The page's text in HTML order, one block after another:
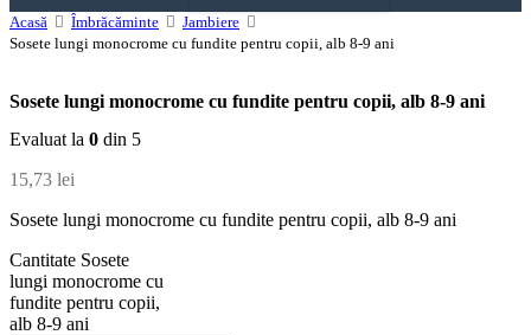
Acasă
Îmbrăcăminte
Jambiere
Sosete lungi monocrome cu fundite pentru copii, alb 8-9 ani
Sosete lungi monocrome cu fundite pentru copii, alb 8-9 ani
Evaluat la 0 din 5
15,73 lei
Sosete lungi monocrome cu fundite pentru copii, alb 8-9 ani
Cantitate Sosete
lungi monocrome cu
fundite pentru copii,
alb 8-9 ani